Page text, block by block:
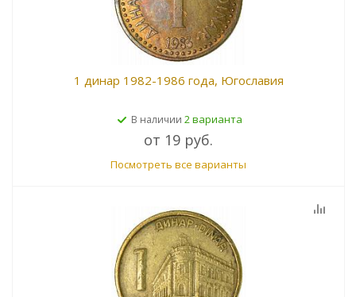
1 динар 1982-1986 года, Югославия
В наличии 2 варианта
от 19 руб.
Посмотреть все варианты